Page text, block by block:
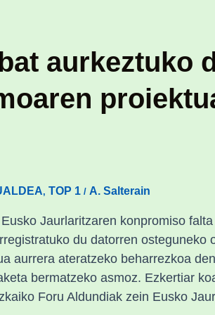
aurkeztuko
, TOP 1 / A. Salterain
Jaurlaritzaren konpromiso
du datorren osteguneko
aurrera ateratzeko beharrezkoa den
bermatzeko asmoz. Ezkertiar
Foru Aldundiak zein Eusko